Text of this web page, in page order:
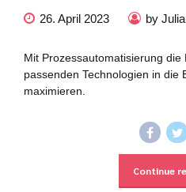
26. April 2023 by
Mit Prozessautomatisierung
passenden Technologien in die
maximieren.
Continue